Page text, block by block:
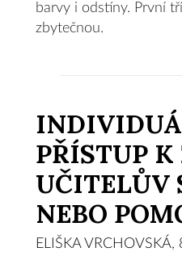
barvy i odstíny. První
zbytečnou.
PŘÍSTUP
UČITELŮV
NEBO
ELIŠKA